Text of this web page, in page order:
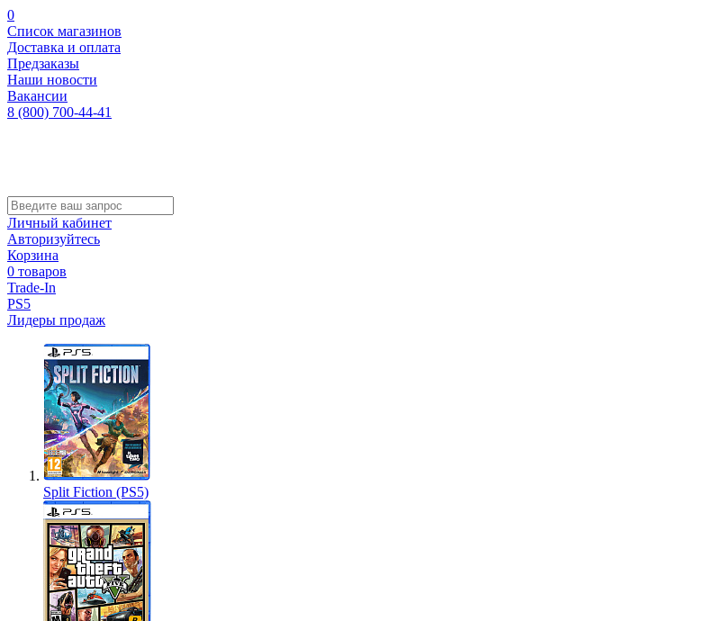
0
Список магазинов
Доставка и оплата
Предзаказы
Наши новости
Вакансии
8 (800) 700-44-41
Личный кабинет
Авторизуйтесь
Корзина
0 товаров
Trade-In
PS5
Лидеры продаж
Split Fiction (PS5)